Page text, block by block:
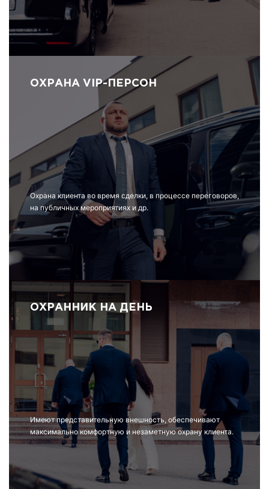
ОХРАНА VIP-ПЕРСОН
Охрана клиента во время сделки, в процессе переговоров,
на публичных мероприятиях и др.
ОХРАННИК НА ДЕНЬ
Имеют представительную внешность, обеспечивают
максимально комфортную и незаметную охрану клиента.